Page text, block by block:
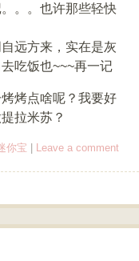
。。也许那些轻快
远方来，实在是灰
吃饭也~~~再一记
烤点啥呢？我要好
拉米苏？
你宝 Leave a comment